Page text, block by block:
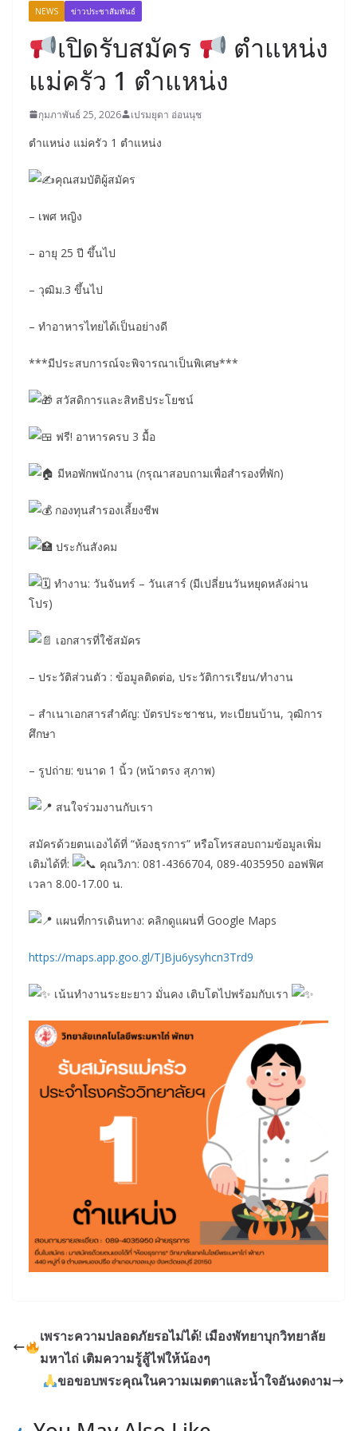
NEWS ข่าวประชาสัมพันธ์
เปิดรับสมัคร
ตำแหน่ง
แม่ครัว 1 ตำแหน่ง
กุมภาพันธ์ 25, 2026 เปรมยุดา อ่อนนุช
ตำแหน่ง แม่ครัว 1 ตำแหน่ง
คุณสมบัติผู้สมัคร
– เพศ หญิง
– อายุ 25 ปี ขึ้นไป
– วุฒิม.3 ขึ้นไป
– ทำอาหารไทยได้เป็นอย่างดี
***มีประสบการณ์จะพิจารณาเป็นพิเศษ***
สวัสดิการและสิทธิประโยชน์
ฟรี! อาหารครบ 3 มื้อ
มีหอพักพนักงาน (กรุณาสอบถามเพื่อสำรองที่พัก)
กองทุนสำรองเลี้ยงชีพ
ประกันสังคม
ทำงาน: วันจันทร์ – วันเสาร์ (มีเปลี่ยนวันหยุดหลังผ่าน
โปร)
เอกสารที่ใช้สมัคร
– ประวัติส่วนตัว : ข้อมูลติดต่อ, ประวัติการเรียน/ทำงาน
– สำเนาเอกสารสำคัญ: บัตรประชาชน, ทะเบียนบ้าน, วุฒิการ
ศึกษา
– รูปถ่าย: ขนาด 1 นิ้ว (หน้าตรง สุภาพ)
สนใจร่วมงานกับเรา
สมัครด้วยตนเองได้ที่ “ห้องธุรการ” หรือโทรสอบถามข้อมูลเพิ่ม
เติมได้ที่:
คุณวิภา: 081-4366704, 089-4035950 ออฟฟิศ
เวลา 8.00-17.00 น.
แผนที่การเดินทาง: คลิกดูแผนที่ Google Maps
https://maps.app.goo.gl/TJBju6ysyhcn3Trd9
เน้นทำงานระยะยาว มั่นคง เติบโตไปพร้อมกับเรา
เพราะความปลอดภัยรอไม่ได้! เมืองพัทยาบุกวิทยาลัย
มหาไถ่ เติมความรู้สู้ไฟให้น้องๆ
ขอขอบพระคุณในความเมตตาและน้ำใจอันงดงาม